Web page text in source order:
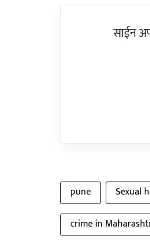
साईन
pune Sexual
crime in